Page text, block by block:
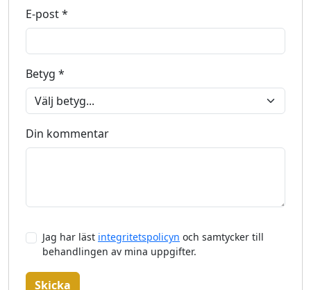
E-post *
Betyg *
Din kommentar
Jag har läst integritetspolicyn och samtycker till
behandlingen av mina uppgifter.
Skicka